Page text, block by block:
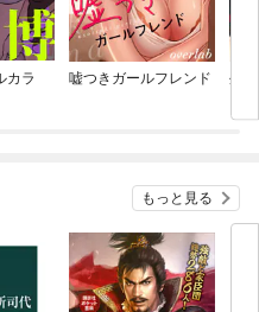
カラ
嘘つきガールフレンド
外
載
もっと見る